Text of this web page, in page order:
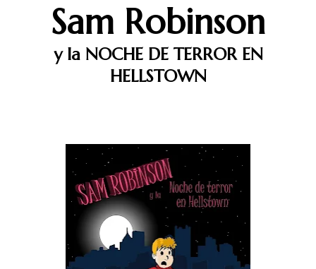
Sam Robinson
y la NOCHE DE TERROR EN
HELLSTOWN